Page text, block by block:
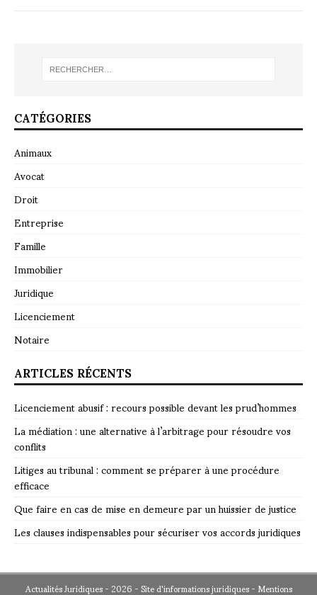
CATÉGORIES
Animaux
Avocat
Droit
Entreprise
Famille
Immobilier
Juridique
Licenciement
Notaire
ARTICLES RÉCENTS
Licenciement abusif : recours possible devant les prud’hommes
La médiation : une alternative à l’arbitrage pour résoudre vos
conflits
Litiges au tribunal : comment se préparer à une procédure
efficace
Que faire en cas de mise en demeure par un huissier de justice
Les clauses indispensables pour sécuriser vos accords juridiques
Actualités Juridiques - 2026 - Site d'informations juridiques - Mentions